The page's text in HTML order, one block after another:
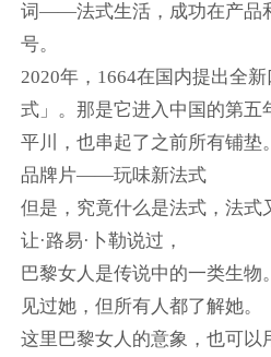
词——法式生活，成功在产品
号。
2020年，1664在国内提出全
式」。那是它进入中国的第五
平川，也串起了之前所有铺垫。
品牌片——玩味新法式
但是，究竟什么是法式，法式
让·路易·卜勒说过，
巴黎女人是传说中的一类生物
见过她，但所有人都了解她。
这里巴黎女人的意象，也可以